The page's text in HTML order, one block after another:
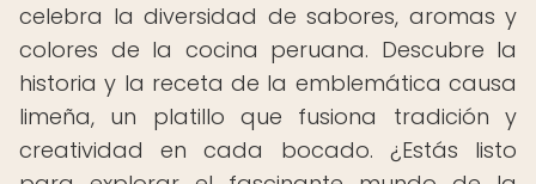
celebra la diversidad de sabores, aromas y
colores de la cocina peruana. Descubre la
historia y la receta de la emblemática causa
limeña, un platillo que fusiona tradición y
creatividad en cada bocado. ¿Estás listo